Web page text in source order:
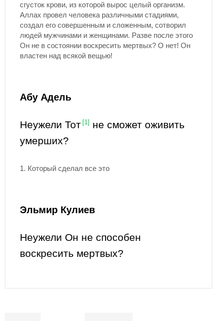
сгусток крови, из которой вырос целый организм.
Аллах провел человека различными стадиями,
создал его совершенным и сложенным, сотворил
людей мужчинами и женщинами. Разве после этого
Он не в состоянии воскресить мертвых? О нет! Он
властен над всякой вещью!
Абу Адель
Неужели Тот [1]
не сможет оживить
умерших?
1. Который сделал все это
Эльмир Кулиев
Неужели Он не способен
воскресить мертвых?